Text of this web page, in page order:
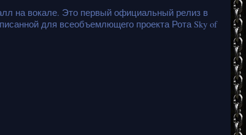
на вокале. Это первый официальный релиз в
для всеобъемлющего проекта Рота Sky of